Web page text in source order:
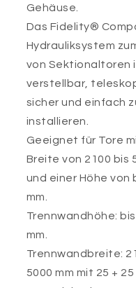
Gehäuse.
Das Fidelity®
Hydrauliksystem
von Sektionaltoren
verstellbar,
sicher und einfach
installieren.
Geeignet für Tore
Breite von 2100 bis
und einer Höhe von
mm.
Trennwandhöhe:
mm.
Trennwandbreite:
5000 mm mit 25 + 25